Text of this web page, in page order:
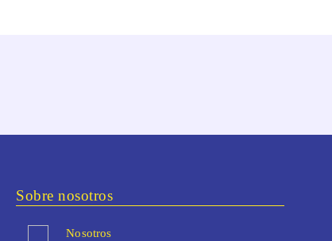
Sobre nosotros
Nosotros